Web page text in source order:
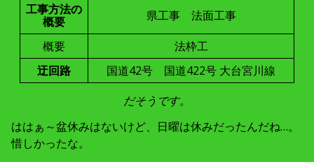
工事方法の
概要
県工事 法面工事
概要
法枠工
迂回路
国道42号 国道422号 大台宮川線
だそうです。
ははぁ～盆休みはないけど、日曜は休みだったんだね…。
惜しかったな。